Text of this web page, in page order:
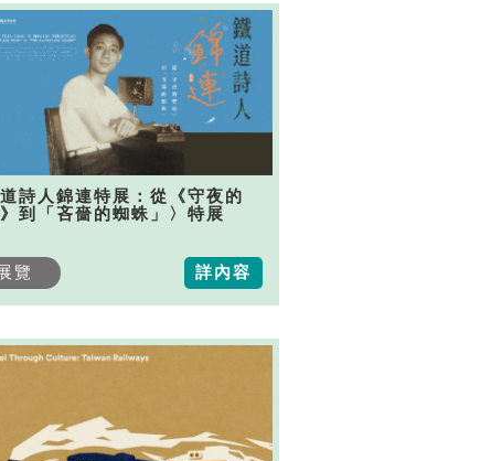
道詩人錦連特展：從《守夜的
到「吝嗇的蜘蛛」〉特展
詳內容
覽